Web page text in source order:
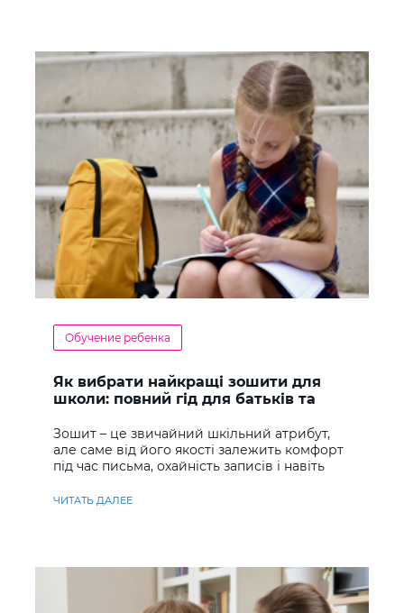
Обучение ребенка
Як вибрати найкращі зошити для
школи: повний гід для батьків та
Зошит – це звичайний шкільний атрибут,
але саме від його якості залежить комфорт
під час письма, охайність записів і навіть
ЧИТАТЬ ДАЛЕЕ